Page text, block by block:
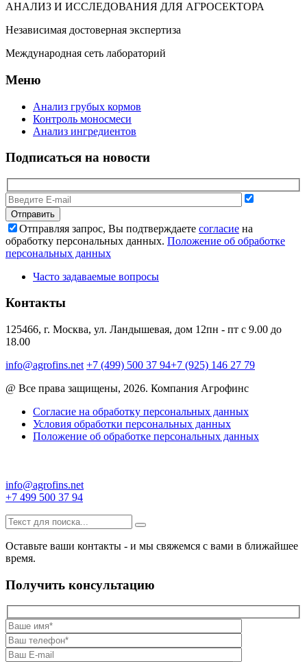
АНАЛИЗ И ИССЛЕДОВАНИЯ ДЛЯ АГРОСЕКТОРА
Независимая достоверная экспертиза
Международная сеть лабораторий
Меню
Анализ грубых кормов
Контроль моносмеси
Анализ ингредиентов
Подписаться на новости
Отправляя запрос, Вы подтверждаете согласие на
обработку персональных данных. Положение об обработке
персональных данных
Часто задаваемые вопросы
Контакты
125466, г. Москва, ул. Ландышевая, дом 12пн - пт с 9.00 до
18.00
info@agrofins.net +7 (499) 500 37 94+7 (925) 146 27 79
@ Все права защищены, 2026. Компания Агрофинс
Согласие на обработку персональных данных
Условия обработки персональных данных
Положение об обработке персональных данных
info@agrofins.net
+7 499 500 37 94
Оставьте ваши контакты - и мы свяжемся с вами в ближайшее
время.
Получить консультацию